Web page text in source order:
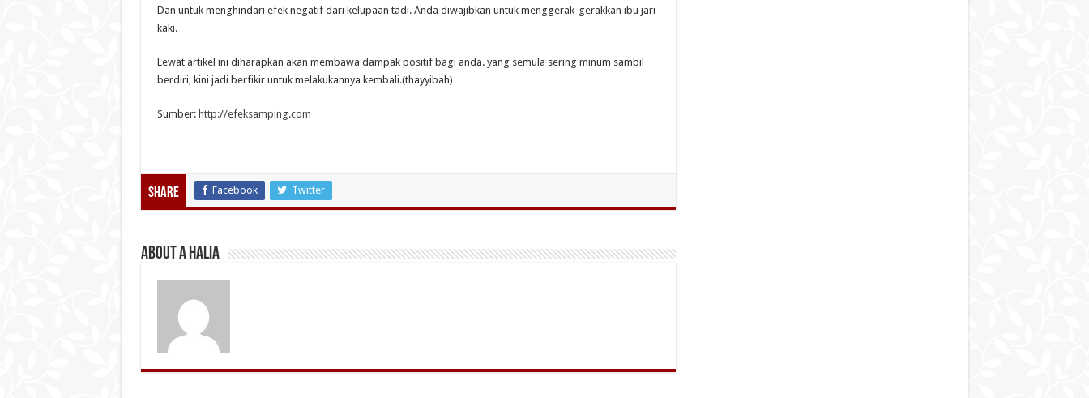
Dan untuk menghindari efek negatif dari kelupaan tadi. Anda diwajibkan untuk menggerak-gerakkan ibu jari
kaki.
Lewat artikel ini diharapkan akan membawa dampak positif bagi anda. yang semula sering minum sambil
berdiri, kini jadi berfikir untuk melakukannya kembali.(thayyibah)
Sumber: http://efeksamping.com
Share Facebook Twitter
About A Halia